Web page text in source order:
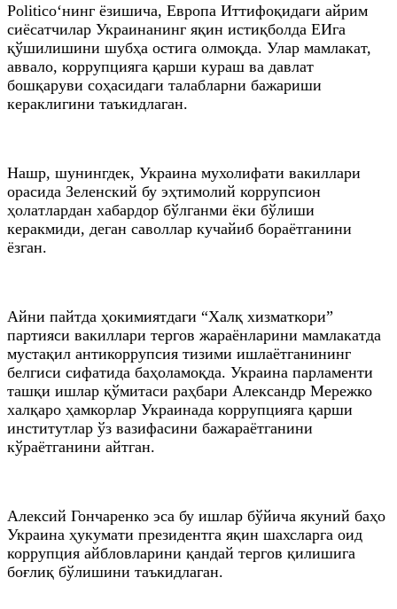
Politico‘нинг ёзишича, Европа Иттифоқидаги айрим
сиёсатчилар Украинанинг яқин истиқболда ЕИга
қўшилишини шубҳа остига олмоқда. Улар мамлакат,
аввало, коррупцияга қарши кураш ва давлат
бошқаруви соҳасидаги талабларни бажариши
кераклигини таъкидлаган.
Нашр, шунингдек, Украина мухолифати вакиллари
орасида Зеленский бу эҳтимолий коррупсион
ҳолатлардан хабардор бўлганми ёки бўлиши
керакмиди, деган саволлар кучайиб бораётганини
ёзган.
Айни пайтда ҳокимиятдаги “Халқ хизматкори”
партияси вакиллари тергов жараёнларини мамлакатда
мустақил антикоррупсия тизими ишлаётганининг
белгиси сифатида баҳоламоқда. Украина парламенти
ташқи ишлар қўмитаси раҳбари Александр Мережко
халқаро ҳамкорлар Украинада коррупцияга қарши
институтлар ўз вазифасини бажараётганини
кўраётганини айтган.
Алексий Гончаренко эса бу ишлар бўйича якуний баҳо
Украина ҳукумати президентга яқин шахсларга оид
коррупция айбловларини қандай тергов қилишига
боғлиқ бўлишини таъкидлаган.